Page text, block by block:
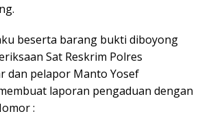
beserta barang bukti diboyong
Sat Reskrim Polres
dan pelapor Manto Yosef
laporan pengaduan dengan
: